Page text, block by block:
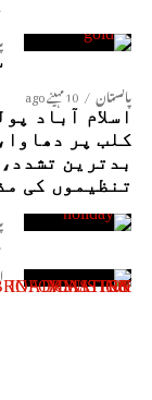
پاکستان 10 مہینے ago
اسلام آباد
کلب پر
بدترین
تنظیموں کی